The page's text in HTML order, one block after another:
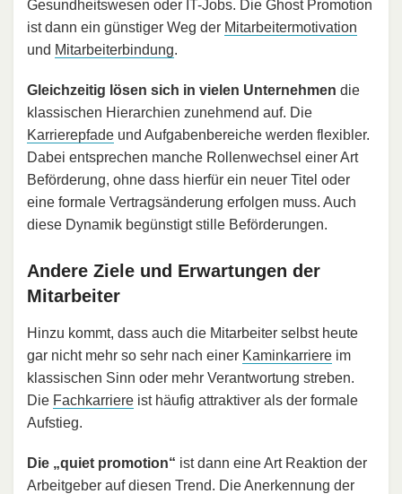
Gesundheitswesen oder IT-Jobs. Die Ghost Promotion
ist dann ein günstiger Weg der Mitarbeitermotivation
und Mitarbeiterbindung.
Gleichzeitig lösen sich in vielen Unternehmen die
klassischen Hierarchien zunehmend auf. Die
Karrierepfade und Aufgabenbereiche werden flexibler.
Dabei entsprechen manche Rollenwechsel einer Art
Beförderung, ohne dass hierfür ein neuer Titel oder
eine formale Vertragsänderung erfolgen muss. Auch
diese Dynamik begünstigt stille Beförderungen.
Andere Ziele und Erwartungen der
Mitarbeiter
Hinzu kommt, dass auch die Mitarbeiter selbst heute
gar nicht mehr so sehr nach einer Kaminkarriere im
klassischen Sinn oder mehr Verantwortung streben.
Die Fachkarriere ist häufig attraktiver als der formale
Aufstieg.
Die „quiet promotion“ ist dann eine Art Reaktion der
Arbeitgeber auf diesen Trend. Die Anerkennung der